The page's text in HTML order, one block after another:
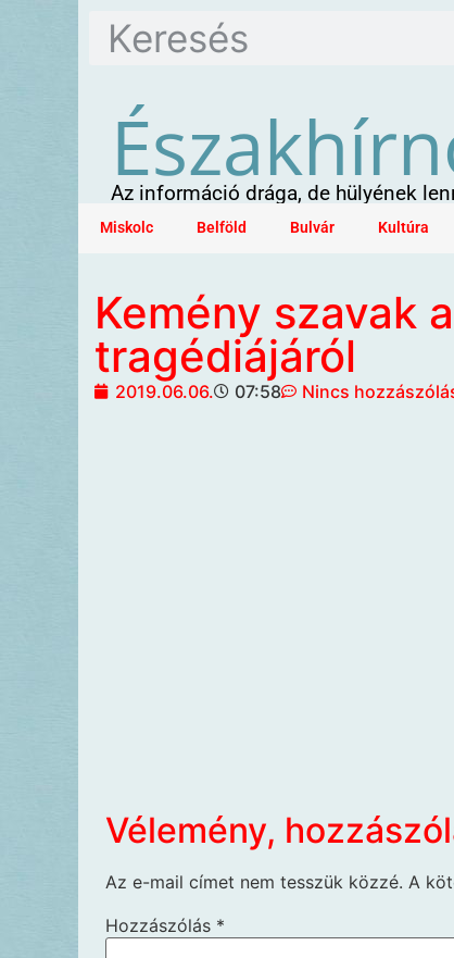
Az információ drága, de hülyének
Miskolc Belföld Bulvár Kultúra
Kemény szavak
tragédiájáról
2019.06.06. 07:58 Nincs
Vélemény,
Az e-mail címet nem tesszük közzé. A
Hozzászólás *